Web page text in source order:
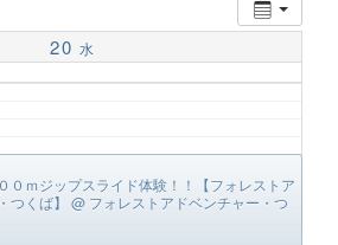
20 水
０ｍジップスライド体験！！【フォレストア
つくば】 @ フォレストアドベンチャー・つ